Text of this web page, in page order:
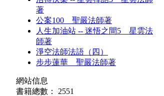
著
公案100 聖嚴法師著
人生加油站 -- 迷悟之間5 星雲法
師著
淨空法師法語（四）
步步蓮華 聖嚴法師著
網站信息
書籍總數： 2551